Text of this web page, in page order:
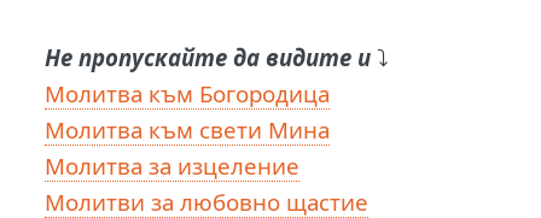
Не пропускайте да видите и ⤵️
Молитва към Богородица
Молитва към свети Мина
Молитва за изцеление
Молитви за любовно щастие